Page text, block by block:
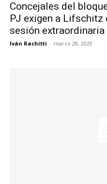
Concejales del
PJ exigen a Lifschitz
sesión extraordinaria
Iván Rachitti - marzo 28, 2020